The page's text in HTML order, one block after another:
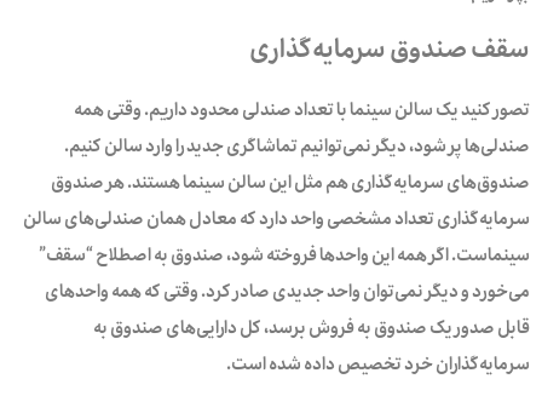
سقف صندوق‌ سرمایه‌گذاری
تصور کنید یک سالن سینما با تعداد صندلی محدود داریم. وقتی همه
صندلی‌ها پر شود، دیگر نمی‌توانیم تماشاگری جدید را وارد سالن کنیم.
صندوق‌های سرمایه‌گذاری هم مثل این سالن سینما هستند. هر صندوق
سرمایه‌گذاری تعداد مشخصی واحد دارد که معادل همان صندلی‌های سالن
سینماست. اگر همه این واحدها فروخته شود، صندوق به اصطلاح “سقف”
می‌خورد و دیگر نمی‌توان واحد جدیدی صادر کرد. وقتی که همه واحدهای
قابل صدور یک صندوق به فروش برسد، کل دارایی‌های صندوق به
سرمایه‌گذاران خرد تخصیص داده شده است.